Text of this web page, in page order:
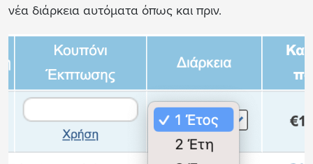
νέα διάρκεια αυτόματα όπως και πριν.